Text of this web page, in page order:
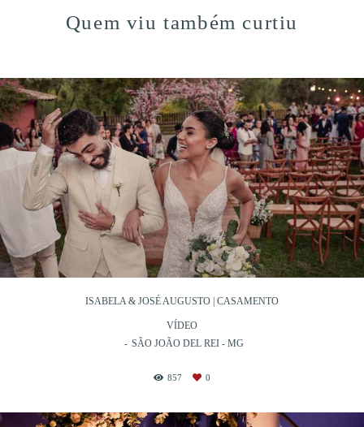
Quem viu também curtiu
ISABELA & JOSÉ AUGUSTO | CASAMENTO
VÍDEO
SÃO JOÃO DEL REI - MG
857 0